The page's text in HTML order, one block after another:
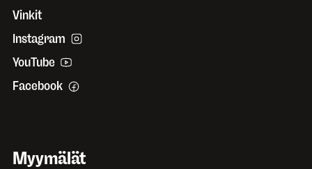
Vinkit
Instagram
YouTube
Facebook
Myymälät